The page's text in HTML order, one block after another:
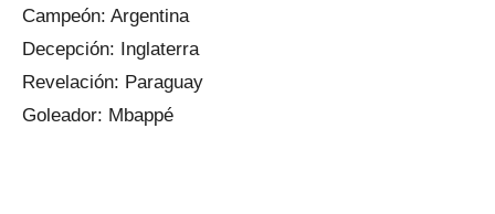
Campeón: Argentina
Decepción: Inglaterra
Revelación: Paraguay
Goleador: Mbappé